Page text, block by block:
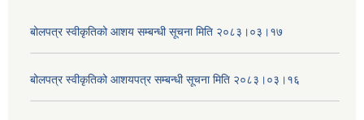
बोलपत्र स्वीकृतिको आशय सम्बन्धी सूचना मिति २०८३।०३।१७
बोलपत्र स्वीकृतिको आशयपत्र सम्बन्धी सूचना मिति २०८३।०३।१६